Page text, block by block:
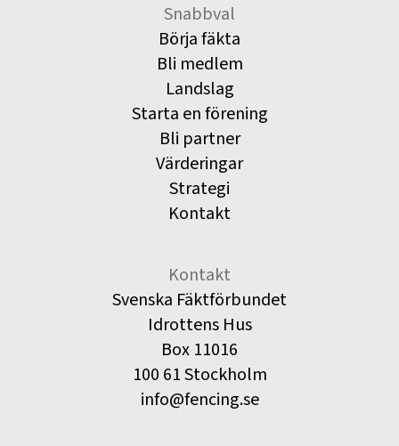
Snabbval
Börja fäkta
Bli medlem
Landslag
Starta en förening
Bli partner
Värderingar
Strategi
Kontakt
Kontakt
Svenska Fäktförbundet
Idrottens Hus
Box 11016
100 61 Stockholm
info@fencing.se